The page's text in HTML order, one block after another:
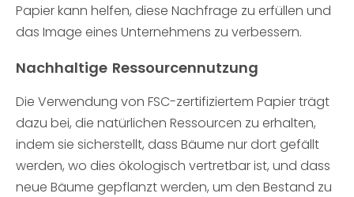
Papier kann helfen, diese Nachfrage zu erfüllen und
das Image eines Unternehmens zu verbessern.
Nachhaltige Ressourcennutzung
Die Verwendung von FSC-zertifiziertem Papier trägt
dazu bei, die natürlichen Ressourcen zu erhalten,
indem sie sicherstellt, dass Bäume nur dort gefällt
werden, wo dies ökologisch vertretbar ist, und dass
neue Bäume gepflanzt werden, um den Bestand zu